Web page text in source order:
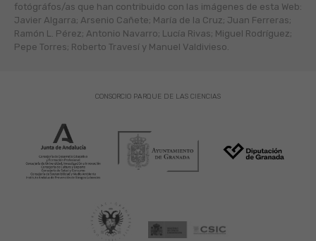
fotógráfos/as que han contribuido con las imágenes de esta Web:
Javier Algarra; Arsenio Cañete; María de la Cruz; Juan Ferreras;
Ramón L. Pérez; Antonio Navarro; Lucía Rivas; Miguel Rodríguez;
Pepe Torres; Roberto Travesí y Manuel Valdivieso.
CONSORCIO PARQUE DE LAS CIENCIAS